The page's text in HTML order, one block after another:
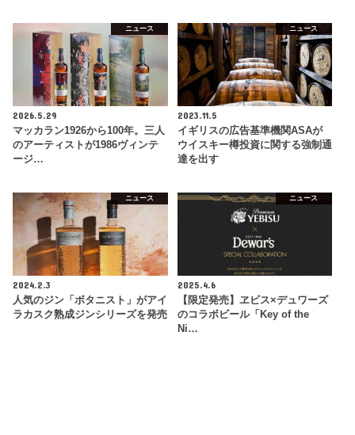
ニュース
2026.5.29
マッカラン1926から100年。三人
のアーティストが1986ヴィンテ
ージ…
ニュース
2023.11.5
イギリスの広告基準機関ASAが
ウイスキー樽投資に関する強制通
達を出す
ニュース
2024.2.3
人気のジン「ボタニスト」がアイ
ラカスク熟成ジンシリーズを発売
ニュース
2025.4.6
【限定発売】ヱビス×デュワーズ
のコラボビール「Key of the
Ni…